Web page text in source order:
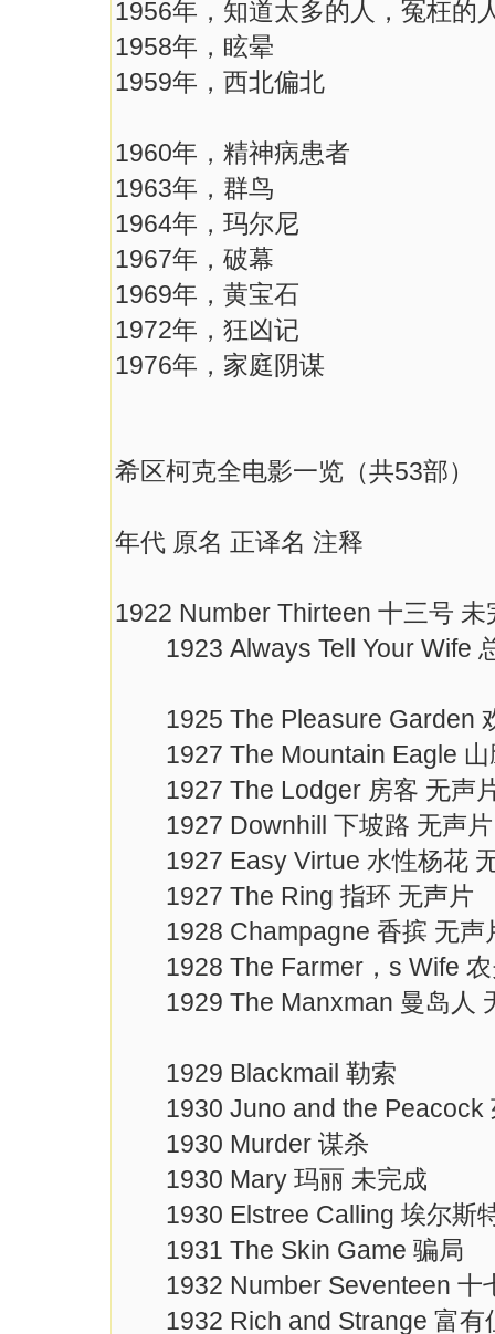
1956年，知道太多的人，冤枉的
1958年，眩晕
1959年，西北偏北
1960年，精神病患者
1963年，群鸟
1964年，玛尔尼
1967年，破幕
1969年，黄宝石
1972年，狂凶记
1976年，家庭阴谋
希区柯克全电影一览（共53部）
年代 原名 正译名 注释
1922 Number Thirteen 十三号 未
1923 Always Tell Your Wife
1925 The Pleasure Garden
1927 The Mountain Eagle 山
1927 The Lodger 房客 无声
1927 Downhill 下坡路 无声片
1927 Easy Virtue 水性杨花
1927 The Ring 指环 无声片
1928 Champagne 香摈 无声
1928 The Farmer，s Wife 农
1929 The Manxman 曼岛人
1929 Blackmail 勒索
1930 Juno and the Peacock
1930 Murder 谋杀
1930 Mary 玛丽 未完成
1930 Elstree Calling 埃尔斯
1931 The Skin Game 骗局
1932 Number Seventeen 十
1932 Rich and Strange 富有